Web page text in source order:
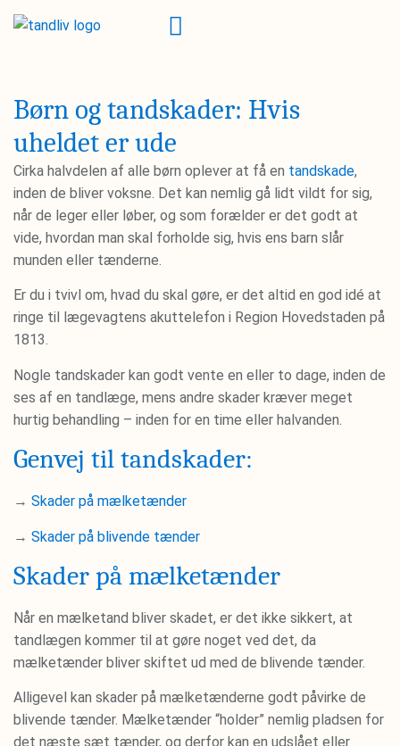
Børn og tandskader: Hvis
uheldet er ude
Cirka halvdelen af alle børn oplever at få en tandskade,
inden de bliver voksne. Det kan nemlig gå lidt vildt for sig,
når de leger eller løber, og som forælder er det godt at
vide, hvordan man skal forholde sig, hvis ens barn slår
munden eller tænderne.
Er du i tvivl om, hvad du skal gøre, er det altid en god idé at
ringe til lægevagtens akuttelefon i Region Hovedstaden på
1813.
Nogle tandskader kan godt vente en eller to dage, inden de
ses af en tandlæge, mens andre skader kræver meget
hurtig behandling – inden for en time eller halvanden.
Genvej til tandskader:
→ Skader på mælketænder
→ Skader på blivende tænder
Skader på mælketænder
Når en mælketand bliver skadet, er det ikke sikkert, at
tandlægen kommer til at gøre noget ved det, da
mælketænder bliver skiftet ud med de blivende tænder.
Alligevel kan skader på mælketænderne godt påvirke de
blivende tænder. Mælketænder “holder” nemlig pladsen for
det næste sæt tænder, og derfor kan en udslået eller